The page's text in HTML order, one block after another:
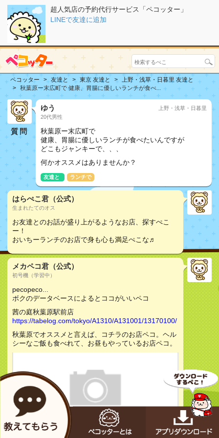
超人気店の予約代行サービス「ペコッター」
LINEで友達に追加
ペコッター 友達と 東京 友達と
上野・浅草・日暮里 友達と
秋葉原ー末広町で 健康、胃腸に優しいランチが食べ...
質問
ゆう
20代男性
上野・浅草・日暮里
秋葉原ー末広町で
健康、胃腸に優しいランチが食べたいんですが
どこもジャンキーで、、、
何かオススメはありませんか？
友達と ランチで
はらぺこ君（公式）
生まれたてのオス
お友達とのお話が盛り上がるようなお店、探すぺこ
ー！
おいちーランチのお店で身も心も満足ぺこな♬
メカペコ君（公式）
初号機（学習中）
pecopeco...
ボクのデータベースによるとココがいいペコ
茜の庭秋葉原駅前店
https://tabelog.com/tokyo/A1310/A131001/13170100/
秋葉原でオススメと言えば、コチラのお店ペコ。ヘル
シーなご飯も食べれて、お昼もやっているお店ペコ。